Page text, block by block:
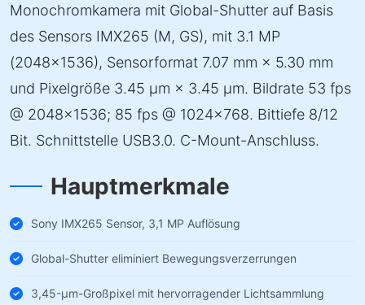
Monochromkamera mit Global-Shutter auf Basis
des Sensors IMX265 (M, GS), mit 3.1 MP
(2048×1536), Sensorformat 7.07 mm × 5.30 mm
und Pixelgröße 3.45 µm × 3.45 µm. Bildrate 53 fps
@ 2048×1536; 85 fps @ 1024×768. Bittiefe 8/12
Bit. Schnittstelle USB3.0. C-Mount-Anschluss.
Hauptmerkmale
Sony IMX265 Sensor, 3,1 MP Auflösung
Global-Shutter eliminiert Bewegungsverzerrungen
3,45-µm-Großpixel mit hervorragender Lichtsammlung